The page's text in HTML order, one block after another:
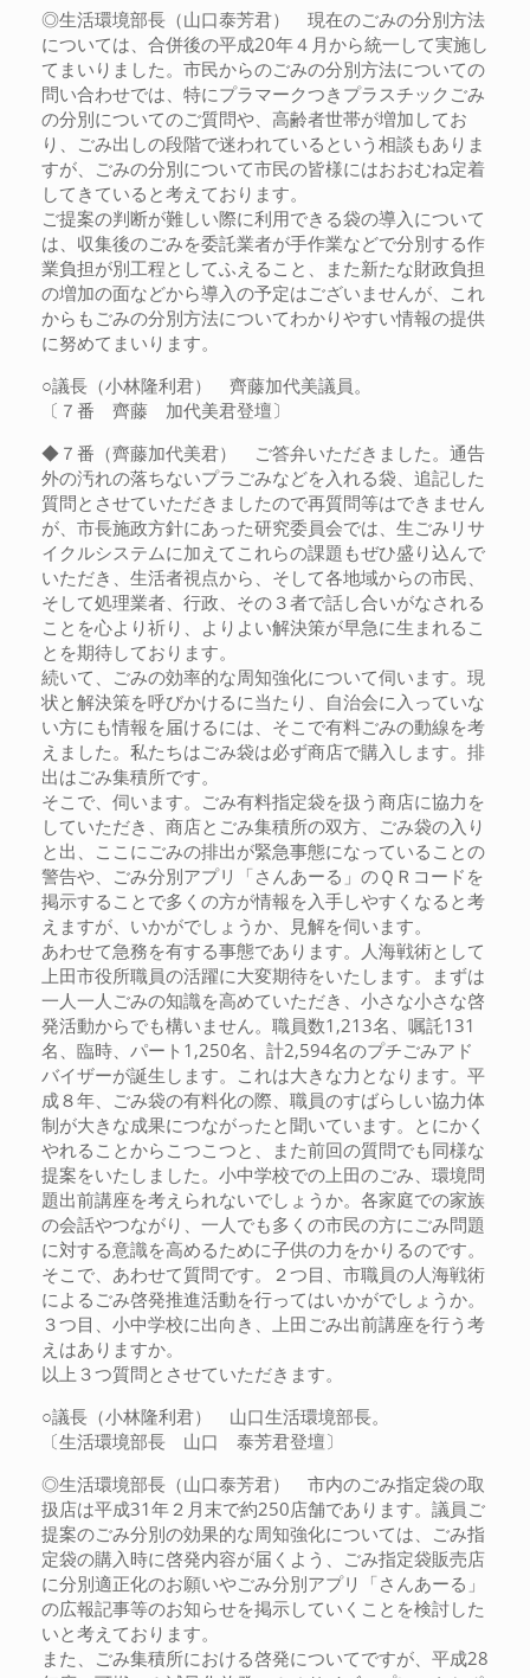
◎生活環境部長（山口泰芳君） 現在のごみの分別方法
については、合併後の平成20年４月から統一して実施し
てまいりました。市民からのごみの分別方法についての
問い合わせでは、特にプラマークつきプラスチックごみ
の分別についてのご質問や、高齢者世帯が増加してお
り、ごみ出しの段階で迷われているという相談もありま
すが、ごみの分別について市民の皆様にはおおむね定着
してきていると考えております。
ご提案の判断が難しい際に利用できる袋の導入について
は、収集後のごみを委託業者が手作業などで分別する作
業負担が別工程としてふえること、また新たな財政負担
の増加の面などから導入の予定はございませんが、これ
からもごみの分別方法についてわかりやすい情報の提供
に努めてまいります。
○議長（小林隆利君） 齊藤加代美議員。
〔７番 齊藤 加代美君登壇〕
◆７番（齊藤加代美君） ご答弁いただきました。通告
外の汚れの落ちないプラごみなどを入れる袋、追記した
質問とさせていただきましたので再質問等はできません
が、市長施政方針にあった研究委員会では、生ごみリサ
イクルシステムに加えてこれらの課題もぜひ盛り込んで
いただき、生活者視点から、そして各地域からの市民、
そして処理業者、行政、その３者で話し合いがなされる
ことを心より祈り、よりよい解決策が早急に生まれるこ
とを期待しております。
続いて、ごみの効率的な周知強化について伺います。現
状と解決策を呼びかけるに当たり、自治会に入っていな
い方にも情報を届けるには、そこで有料ごみの動線を考
えました。私たちはごみ袋は必ず商店で購入します。排
出はごみ集積所です。
そこで、伺います。ごみ有料指定袋を扱う商店に協力を
していただき、商店とごみ集積所の双方、ごみ袋の入り
と出、ここにごみの排出が緊急事態になっていることの
警告や、ごみ分別アプリ「さんあーる」のＱＲコードを
掲示することで多くの方が情報を入手しやすくなると考
えますが、いかがでしょうか、見解を伺います。
あわせて急務を有する事態であります。人海戦術として
上田市役所職員の活躍に大変期待をいたします。まずは
一人一人ごみの知識を高めていただき、小さな小さな啓
発活動からでも構いません。職員数1,213名、嘱託131
名、臨時、パート1,250名、計2,594名のプチごみアド
バイザーが誕生します。これは大きな力となります。平
成８年、ごみ袋の有料化の際、職員のすばらしい協力体
制が大きな成果につながったと聞いています。とにかく
やれることからこつこつと、また前回の質問でも同様な
提案をいたしました。小中学校での上田のごみ、環境問
題出前講座を考えられないでしょうか。各家庭での家族
の会話やつながり、一人でも多くの市民の方にごみ問題
に対する意識を高めるために子供の力をかりるのです。
そこで、あわせて質問です。２つ目、市職員の人海戦術
によるごみ啓発推進活動を行ってはいかがでしょうか。
３つ目、小中学校に出向き、上田ごみ出前講座を行う考
えはありますか。
以上３つ質問とさせていただきます。
○議長（小林隆利君） 山口生活環境部長。
〔生活環境部長 山口 泰芳君登壇〕
◎生活環境部長（山口泰芳君） 市内のごみ指定袋の取
扱店は平成31年２月末で約250店舗であります。議員ご
提案のごみ分別の効果的な周知強化については、ごみ指
定袋の購入時に啓発内容が届くよう、ごみ指定袋販売店
に分別適正化のお願いやごみ分別アプリ「さんあーる」
の広報記事等のお知らせを掲示していくことを検討した
いと考えております。
また、ごみ集積所における啓発についてですが、平成28